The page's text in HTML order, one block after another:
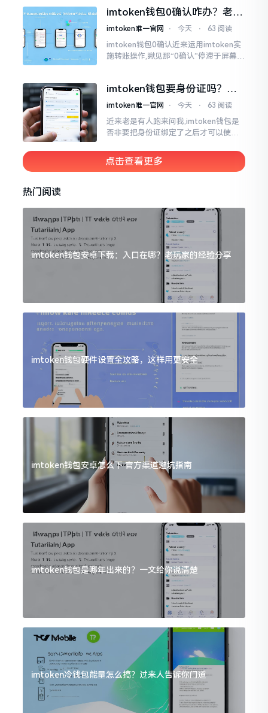
持。
imtoken钱包0确认咋办？老手
教你几招快速解决
imtoken唯一官网 ⋅ 今天 ⋅ 63 阅读
imtoken钱包0确认近来运用imtoken实
施转账操作,瞅见那“0确认”停滞于屏幕之
你仅有干巴巴等待其一途。
imtoken钱包要身份证吗？别
慌，看完这篇就懂了
imtoken唯一官网 ⋅ 今天 ⋅ 63 阅读
近来老是有人跑来问我,imtoken钱包是
否非要把身份证绑定了之后才可以使用
历经一番认真细致地琢磨，最终算是搞
清楚了
点击查看更多
热门阅读
imtoken钱包安卓下载：入口在哪？老玩家的经验分享
imtoken钱包硬件设置全攻略，这样用更安全
imtoken钱包安卓怎么下 官方渠道避坑指南
imtoken钱包是哪年出来的？一文给你说清楚
imtoken冷钱包能量怎么搞？过来人告诉你门道